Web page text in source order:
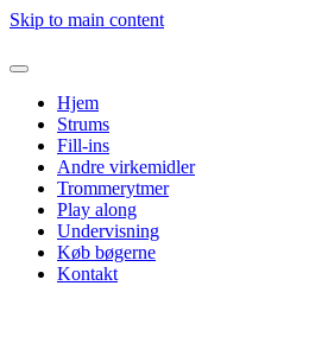
Skip to main content
Hjem
Strums
Fill-ins
Andre virkemidler
Trommerytmer
Play along
Undervisning
Køb bøgerne
Kontakt